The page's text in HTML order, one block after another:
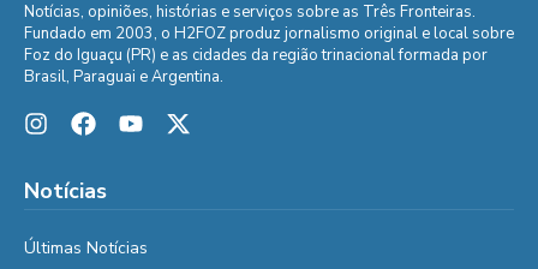
Notícias, opiniões, histórias e serviços sobre as Três Fronteiras.
Fundado em 2003, o H2FOZ produz jornalismo original e local sobre
Foz do Iguaçu (PR) e as cidades da região trinacional formada por
Brasil, Paraguai e Argentina.
Notícias
Últimas Notícias